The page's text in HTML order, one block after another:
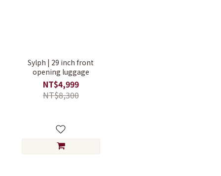
Sylph | 29 inch front
opening luggage
NT$4,999
NT$8,300